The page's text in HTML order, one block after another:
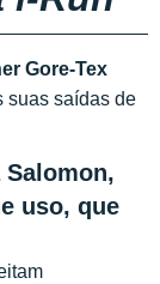
Gore-Tex
suas saídas de
Salomon,
uso, que